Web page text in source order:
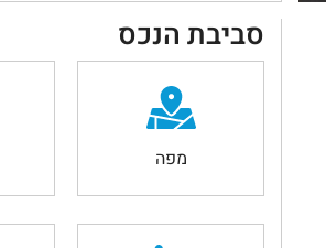
סביבת הנכס
מפה